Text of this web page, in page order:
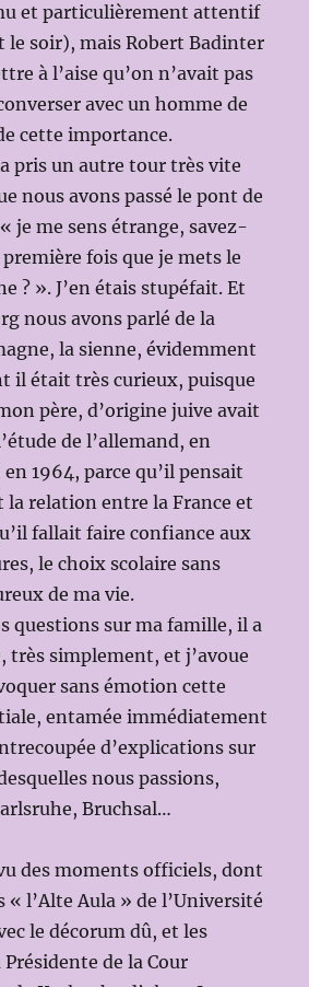
et particulièrement attentif
le soir), mais Robert Badinter
à l’aise qu’on n’avait pas
avec un homme de
cette importance.
pris un autre tour très vite
nous avons passé le pont de
je me sens étrange, savez-
première fois que je mets le
? ». J’en étais stupéfait. Et
nous avons parlé de la
la sienne, évidemment
il était très curieux, puisque
père, d’origine juive avait
de l’allemand, en
1964, parce qu’il pensait
la relation entre la France et
fallait faire confiance aux
le choix scolaire sans
de ma vie.
questions sur ma famille, il a
très simplement, et j’avoue
sans émotion cette
entamée immédiatement
d’explications sur
nous passions,
Bruchsal…
des moments officiels, dont
« l’Alte Aula » de l’Université
le décorum dû, et les
de la Cour